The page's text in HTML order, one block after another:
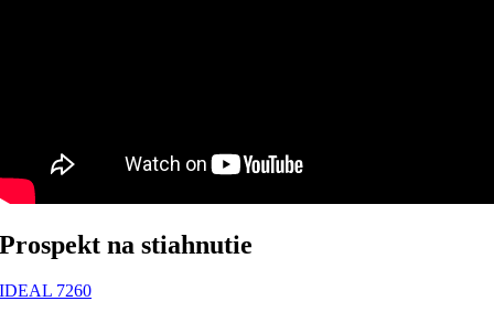
Prospekt na stiahnutie
IDEAL 7260